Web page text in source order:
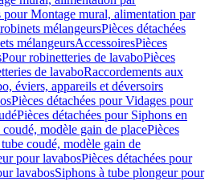
pour Montage mural, alimentation par
mélangeursPièces détachées
mélangeursAccessoiresPièces
Pour robinetteries de lavaboPièces
de lavaboRaccordements aux
éviers, appareils et déversoirs
Pièces détachées pour Vidages pour
Pièces détachées pour Siphons en
modèle gain de placePièces
coudé, modèle gain de
pour lavabosPièces détachées pour
lavabosSiphons à tube plongeur pour